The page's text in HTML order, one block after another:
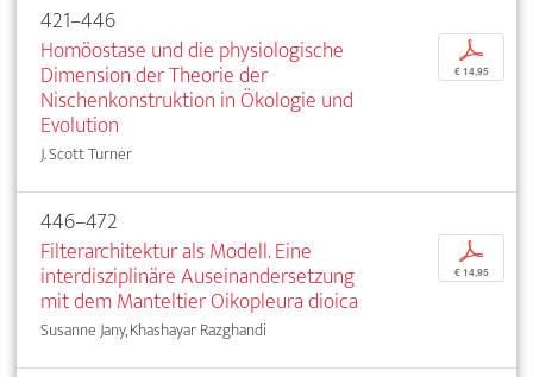
421–446
Homöostase und die physiologische
Dimension der Theorie der
Nischenkonstruktion in Ökologie und
Evolution
J. Scott Turner
p
€ 14,95
446–472
Filterarchitektur als Modell. Eine
interdisziplinäre Auseinandersetzung
mit dem Manteltier Oikopleura dioica
Susanne Jany, Khashayar Razghandi
p
€ 14,95